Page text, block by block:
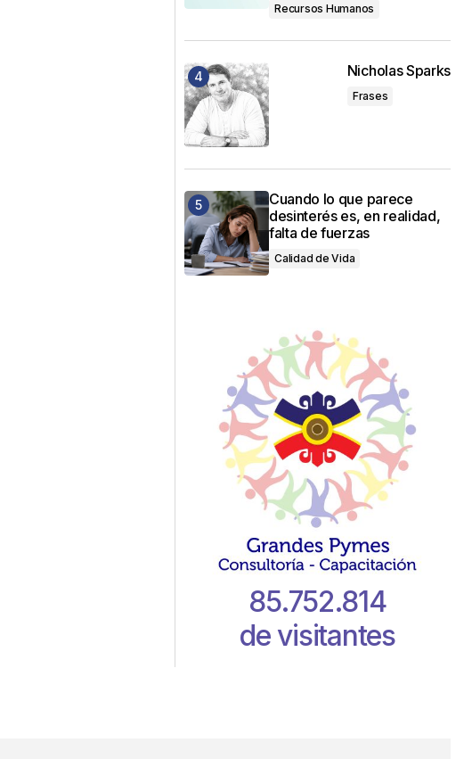
Recursos Humanos
Nicholas Sparks
Frases
Cuando lo que parece
desinterés es, en realidad,
falta de fuerzas
Calidad de Vida
85.752.814
de visitantes